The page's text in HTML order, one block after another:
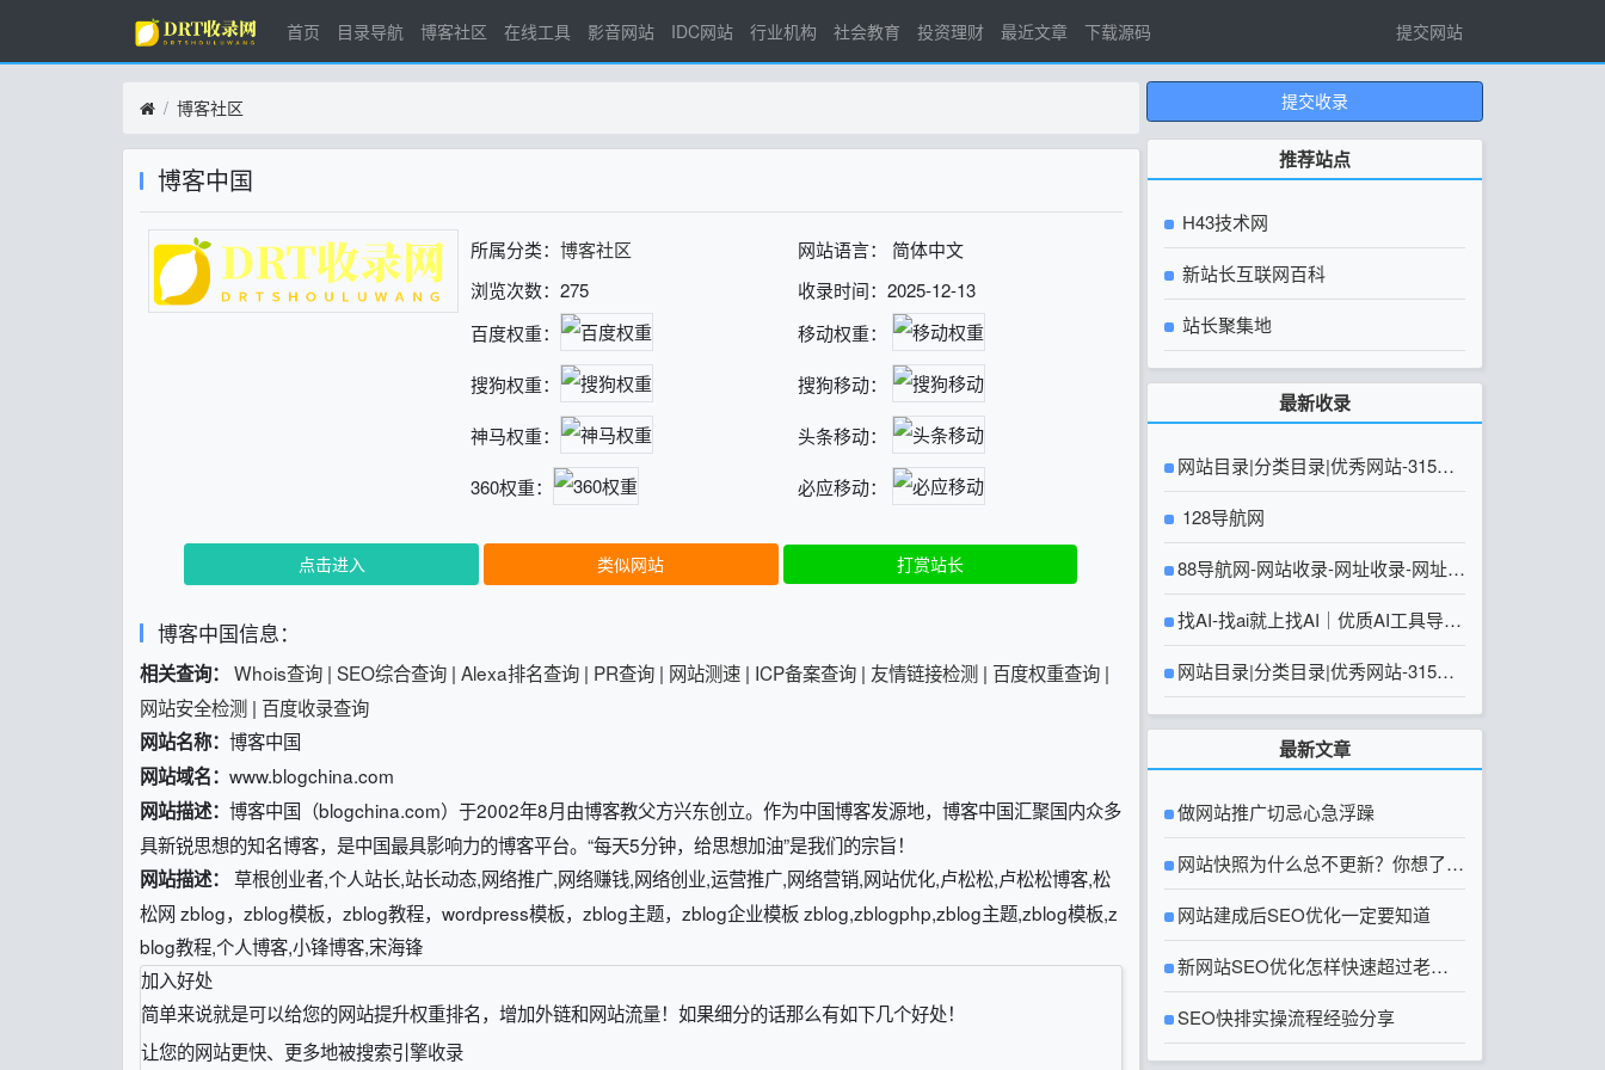
首页 目录导航 博客社区 在线工具 影音网站 IDC网站 行业机构 社会教育 投资理财 最近文章 下载源码 提交网站
博客社区
博客中国
所属分类： 博客社区
网站语言： 简体中文
浏览次数：275
收录时间：2025-12-13
百度权重：
移动权重：
搜狗权重： 搜狗移动：
神马权重： 头条移动：
360权重： 必应移动：
点击进入 类似网站 打赏站长
博客中国信息：
相关查询： Whois查询 | SEO综合查询 | Alexa排名查询 | PR查询 | 网站测速 | ICP备案查询 | 友情链接检测 | 百度权重查询 |
网站安全检测 | 百度收录查询
网站名称： 博客中国
网站域名： www.blogchina.com
网站描述： 博客中国（blogchina.com）于2002年8月由博客教父方兴东创立。作为中国博客发源地，博客中国汇聚国内众多
具新锐思想的知名博客，是中国最具影响力的博客平台。“每天5分钟，给思想加油”是我们的宗旨！
网站描述： 草根创业者,个人站长,站长动态,网络推广,网络赚钱,网络创业,运营推广,网络营销,网站优化,卢松松,卢松松博客,松
松网 zblog，zblog模板，zblog教程，wordpress模板，zblog主题，zblog企业模板 zblog,zblogphp,zblog主题,zblog模板,z
blog教程,个人博客,小锋博客,宋海锋
加入好处
简单来说就是可以给您的网站提升权重排名，增加外链和网站流量！如果细分的话那么有如下几个好处！
让您的网站更快、更多地被搜索引擎收录
提交收录
推荐站点
H43技术网
新站长互联网百科
站长聚集地
最新收录
网站目录|分类目录|优秀网站-315友
链网【官方网站】
128导航网
88导航网-网站收录-网址收录-网址导
航-收录网站-自助广告系统
找AI-找ai就上找AI｜优质AI工具导航
大全
网站目录|分类目录|优秀网站-315友
链网【官方网站】
最新文章
做网站推广切忌心急浮躁
网站快照为什么总不更新？你想了解
的网站快照问题都在这里
网站建成后SEO优化一定要知道
新网站SEO优化怎样快速超过老网
站？
SEO快排实操流程经验分享